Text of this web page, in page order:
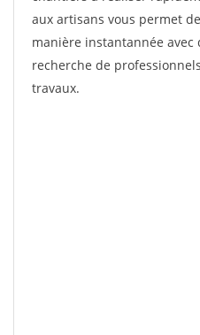
aux artisans vous permet
manière instantannée avec
recherche de
travaux.